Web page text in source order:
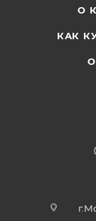
О
КАК